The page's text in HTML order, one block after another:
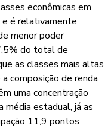
econômicas em
e é relativamente
menor poder
do total de
as classes mais altas
composição de renda
uma concentração
média estadual, já as
11,9 pontos